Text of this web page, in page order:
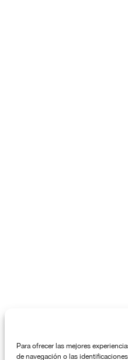
Para ofrecer las mejores
de navegación o las